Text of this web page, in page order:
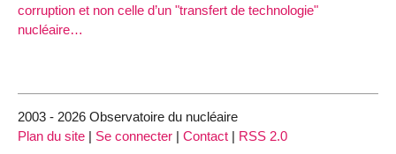
corruption et non celle d’un "transfert de technologie"
nucléaire…
2003 - 2026 Observatoire du nucléaire
Plan du site | Se connecter | Contact | RSS 2.0